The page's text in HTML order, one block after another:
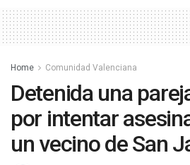
Home Comunidad Valenciana
Detenida una
por intentar
un vecino de San